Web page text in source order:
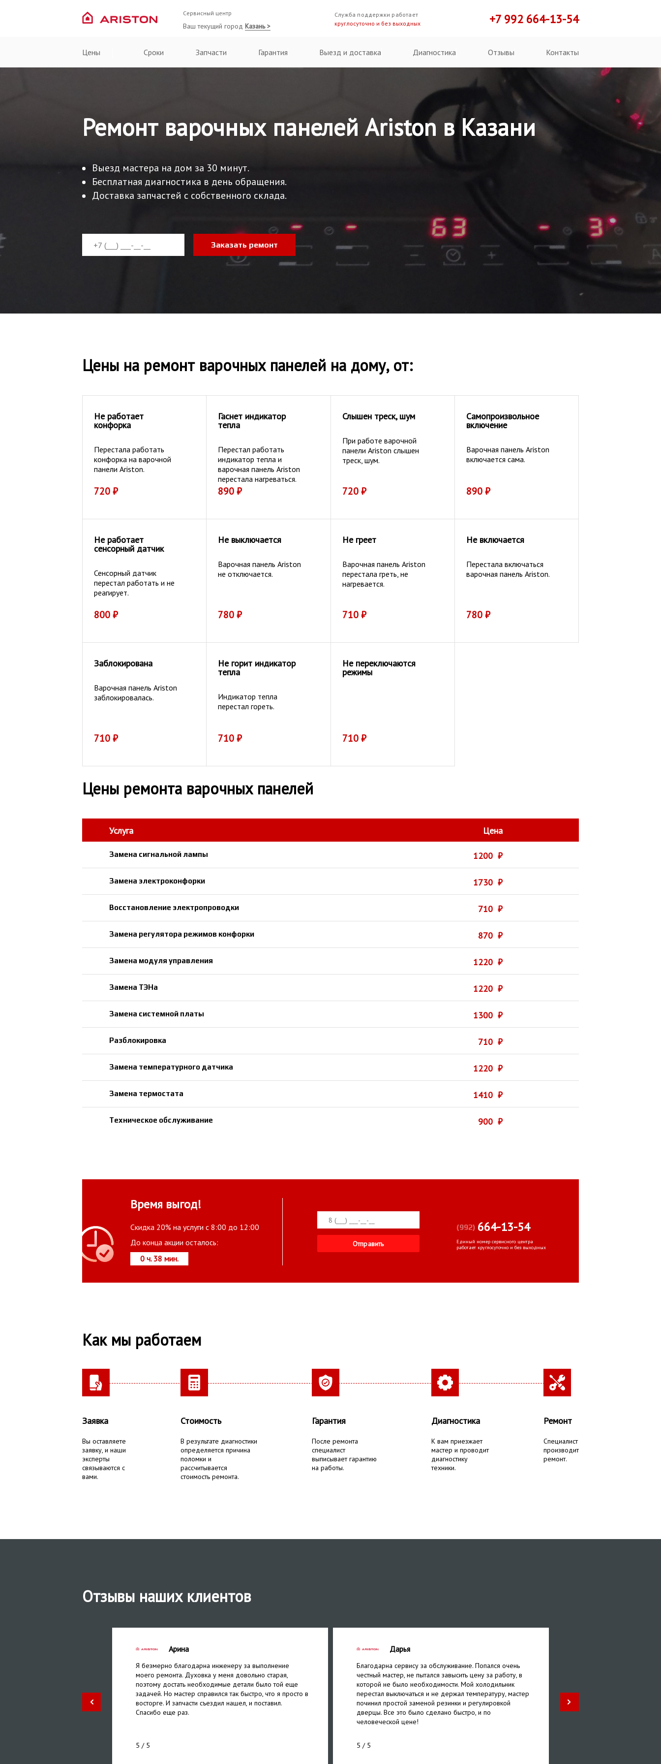
Сервисный центр
Ваш текущий город Казань >
Служба поддержки работает
круглосуточно и без выходных
+7 992 664-13-54
Цены Сроки Запчасти Гарантия Выезд и доставка Диагностика Отзывы Контакты
Ремонт варочных панелей Ariston в Казани
Выезд мастера на дом за 30 минут.
Бесплатная диагностика в день обращения.
Доставка запчастей с собственного склада.
Заказать ремонт
Цены на ремонт варочных панелей на дому, от:
Не работает
конфорка
Перестала работать
конфорка на варочной
панели Ariston.
720₽
Гаснет индикатор
тепла
Перестал работать
индикатор тепла и
варочная панель Ariston
перестала нагреваться.
890₽
Слышен треск, шум
При работе варочной
панели Ariston слышен
треск, шум.
720₽
Самопроизвольное
включение
Варочная панель Ariston
включается сама.
890₽
Не работает
сенсорный датчик
Сенсорный датчик
перестал работать и не
реагирует.
800₽
Не выключается
Варочная панель Ariston
не отключается.
780₽
Не греет
Варочная панель Ariston
перестала греть, не
нагревается.
710₽
Не включается
Перестала включаться
варочная панель Ariston.
780₽
Заблокирована
Варочная панель Ariston
заблокировалась.
710₽
Не горит индикатор
тепла
Индикатор тепла
перестал гореть.
710₽
Не переключаются
режимы
710₽
Цены ремонта варочных панелей
Услуга Цена
Замена сигнальной лампы 1200 ₽
Замена электроконфорки 1730 ₽
Восстановление электропроводки 710 ₽
Замена регулятора режимов конфорки 870 ₽
Замена модуля управления 1220 ₽
Замена ТЭНа 1220 ₽
Замена системной платы 1300 ₽
Разблокировка 710 ₽
Замена температурного датчика 1220 ₽
Замена термостата 1410 ₽
Техническое обслуживание 900 ₽
Время выгод!
Скидка 20% на услуги с 8:00 до 12:00
До конца акции осталось:
0 ч. 38 мин.
(992) 664-13-54
Единый номер сервисного центра
работает круглосуточно и без выходных
Как мы работаем
Заявка
Вы оставляете
заявку, и наши
эксперты
связываются с
вами.
Стоимость
В результате диагностики
определяется причина
поломки и
рассчитывается
стоимость ремонта.
Гарантия
После ремонта
специалист
выписывает гарантию
на работы.
Диагностика
К вам приезжает
мастер и проводит
диагностику
техники.
Ремонт
Специалист
производит
ремонт.
Отзывы наших клиентов
Арина
Я безмерно благодарна инженеру за выполнение
моего ремонта. Духовка у меня довольно старая,
поэтому достать необходимые детали было той еще
задачей. Но мастер справился так быстро, что я просто в
восторге. И запчасти съездил нашел, и поставил.
Спасибо еще раз.
5 / 5
Дарья
Благодарна сервису за обслуживание. Попался очень
честный мастер, не пытался завысить цену за работу, в
которой не было необходимости. Мой холодильник
перестал выключаться и не держал температуру, мастер
починил простой заменой резинки и регулировкой
дверцы. Все это было сделано быстро, и по
человеческой цене!
5 / 5
Несмотря на то что у
гарантию на год.